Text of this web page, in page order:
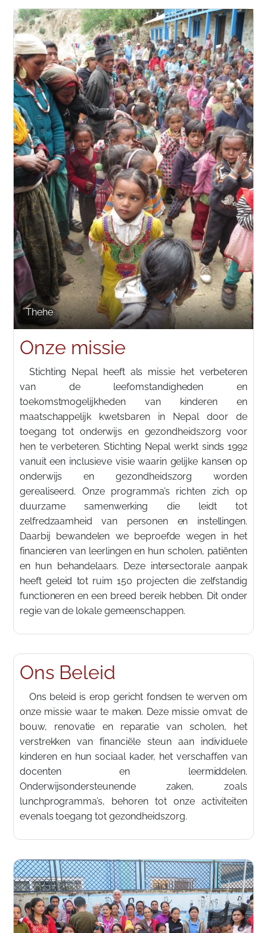
Thehe
Onze missie
Stichting Nepal heeft als missie het verbeteren
van de leefomstandigheden en
toekomstmogelijkheden van kinderen en
maatschappelijk kwetsbaren in Nepal door de
toegang tot onderwijs en gezondheidszorg voor
hen te verbeteren. Stichting Nepal werkt sinds 1992
vanuit een inclusieve visie waarin gelijke kansen op
onderwijs en gezondheidszorg worden
gerealiseerd. Onze programma’s richten zich op
duurzame samenwerking die leidt tot
zelfredzaamheid van personen en instellingen.
Daarbij bewandelen we beproefde wegen in het
financieren van leerlingen en hun scholen, patiënten
en hun behandelaars. Deze intersectorale aanpak
heeft geleid tot ruim 150 projecten die zelfstandig
functioneren en een breed bereik hebben. Dit onder
regie van de lokale gemeenschappen.
Ons Beleid
Ons beleid is erop gericht fondsen te werven om
onze missie waar te maken. Deze missie omvat: de
bouw, renovatie en reparatie van scholen, het
verstrekken van financiële steun aan individuele
kinderen en hun sociaal kader, het verschaffen van
docenten en leermiddelen.
Onderwijsondersteunende zaken, zoals
lunchprogramma’s, behoren tot onze activiteiten
evenals toegang tot gezondheidszorg.